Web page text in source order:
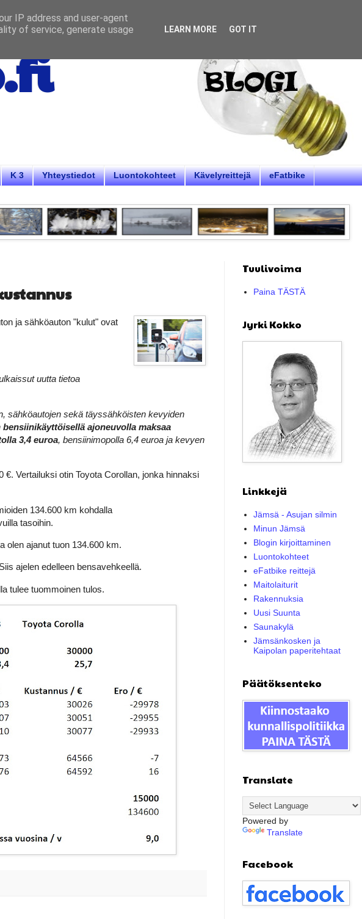
K 3 Yhteystiedot Luontokohteet Kävelyreittejä eFatbike
ja sähköauton "kulut" ovat
uutta tietoa
sähköautojen sekä täyssähköisten kevyiden
ajoneuvolla maksaa
3,4 euroa, bensiinimopolla 6,4 euroa ja kevyen
Vertailuksi otin Toyota Corollan, jonka hinnaksi
134.600 km kohdalla
tasoihin.
olen ajanut tuon 134.600 km.
ajelen edelleen bensavehkeellä.
tulee tuommoinen tulos.
Tuulivoima
Paina TÄSTÄ
Jyrki Kokko
Linkkejä
Jämsä - Asujan silmin
Minun Jämsä
Blogin kirjoittaminen
Luontokohteet
eFatbike reittejä
Maitolaiturit
Rakennuksia
Uusi Suunta
Saunakylä
Jämsänkosken ja
Kaipolan paperitehtaat
Päätöksenteko
Translate
Powered by
Translate
Facebook
IP address and user-agent
of service, generate usage
LEARN MORE GOT IT